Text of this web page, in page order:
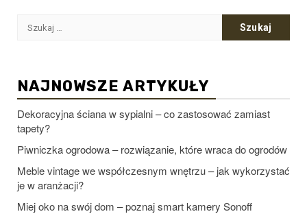
Szukaj:
NAJNOWSZE ARTYKUŁY
Dekoracyjna ściana w sypialni – co zastosować zamiast
tapety?
Piwniczka ogrodowa – rozwiązanie, które wraca do ogrodów
Meble vintage we współczesnym wnętrzu – jak wykorzystać
je w aranżacji?
Miej oko na swój dom – poznaj smart kamery Sonoff